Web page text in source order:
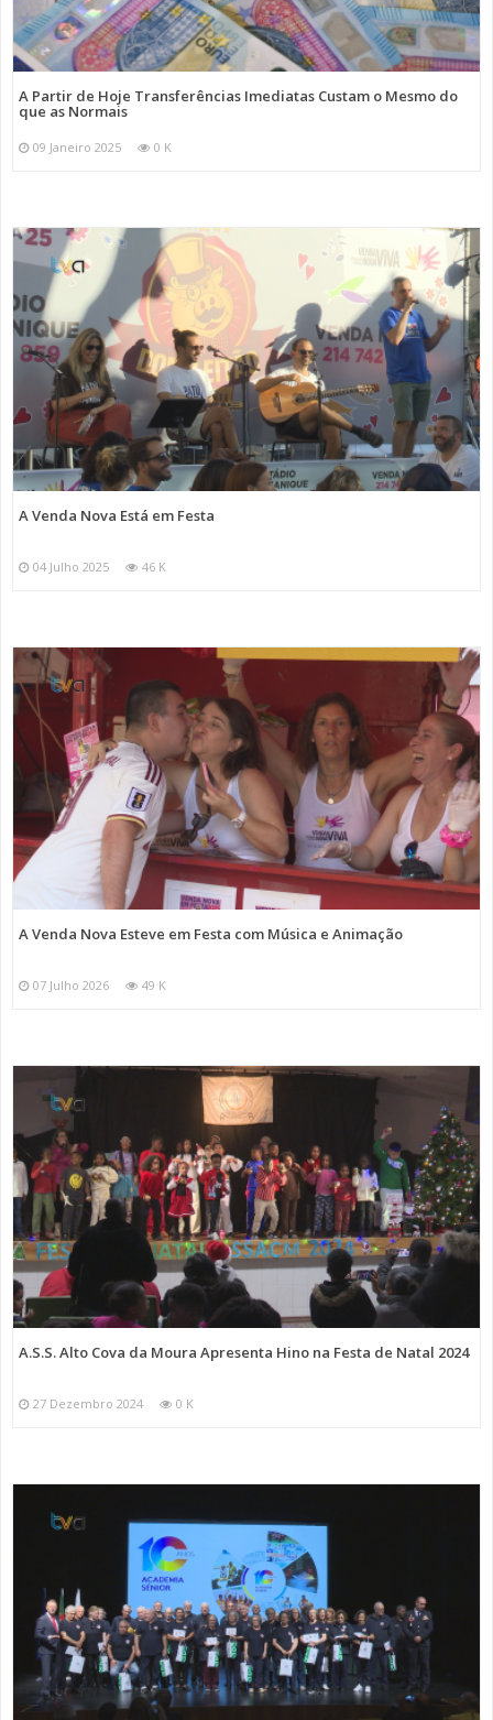
A Partir de Hoje Transferências Imediatas Custam o Mesmo do
que as Normais
09 Janeiro 2025 0 K
A Venda Nova Está em Festa
04 Julho 2025 46 K
A Venda Nova Esteve em Festa com Música e Animação
07 Julho 2026 49 K
A.S.S. Alto Cova da Moura Apresenta Hino na Festa de Natal 2024
27 Dezembro 2024 0 K